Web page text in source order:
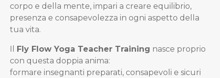
corpo e della mente, impari a creare equilibrio,
presenza e consapevolezza in ogni aspetto della
tua vita.
Il Fly Flow Yoga Teacher Training nasce proprio
con questa doppia anima:
formare insegnanti preparati, consapevoli e sicuri